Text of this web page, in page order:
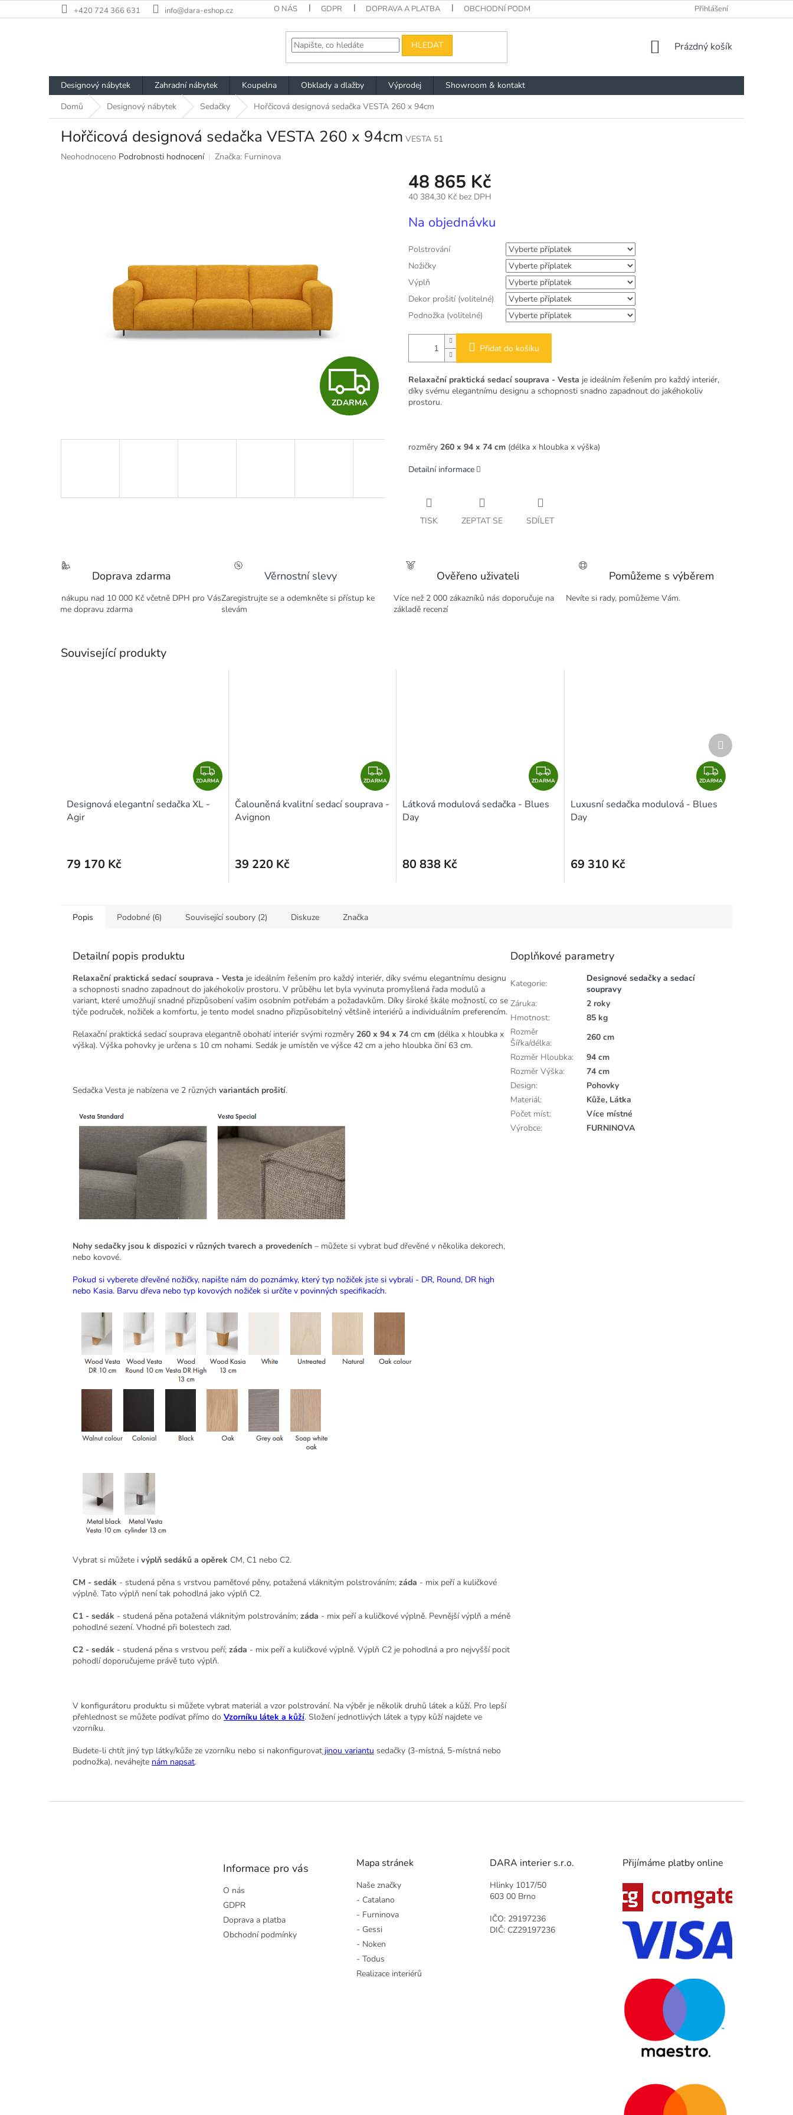
na
+420 724 366 631 info@dara-eshop.cz O NÁS GDPR DOPRAVA A PLATBA OBCHODNÍ PODMÍNKY Přihlášení
HLEDAT
NÁKUPNÍ
Prázdný košík
Designový nábytek Zahradní nábytek Koupelna Obklady a dlažby Výprodej
Showroom & kontakt
Domů
Designový nábytek Sedačky Hořčicová designová sedačka VESTA 260 x 94cm
Hořčicová designová sedačka VESTA 260 x 94cm VESTA 51
Průměrné
Neohodnoceno Podrobnosti hodnocení Značka: Furninova
Z
D
R
A
ZDARMA
48 865 Kč
40 384,30 Kč bez DPH
cena:
Na objednávku
Polstrování
Nožičky
Výplň
Dekor prošití (volitelné)
Podnožka (volitelné)
Přidat do košíku
Relaxační praktická sedací souprava - Vesta je ideálním řešením pro každý interiér,
díky svému elegantnímu designu a schopnosti snadno zapadnout do jakéhokoliv
prostoru.
rozměry 260 x 94 x 74 cm (délka x hloubka x výška)
Detailní informace
TISK ZEPTAT SE SDÍLET
Doprava zdarma
Při nákupu nad 10 000 Kč včetně DPH pro Vás
máme dopravu zdarma
Věrnostní slevy
Zaregistrujte se a odemkněte si přístup ke
slevám
Ověřeno uživateli
Více než 2 000 zákazníků nás doporučuje na
základě recenzí
Pomůžeme s výběrem
Nevíte si rady, pomůžeme Vám.
Související produkty
Z
D
ZDARMA
Designová elegantní sedačka XL -
Agir
79 170 Kč
Z
D
A
ZDARMA
Čalouněná kvalitní sedací souprava -
Avignon
39 220 Kč
Z
D
ZDARMA
Látková modulová sedačka - Blues
Day
80 838 Kč
Z
D
ZDARMA
Luxusní sedačka modulová - Blues
Day
69 310 Kč
Další
produkt
Popis Podobné (6) Související soubory (2) Diskuze Značka
Detailní popis produktu
Relaxační praktická sedací souprava - Vesta je ideálním řešením pro každý interiér, díky svému elegantnímu designu
a schopnosti snadno zapadnout do jakéhokoliv prostoru. V průběhu let byla vyvinuta promyšlená řada modulů a
variant, které umožňují snadné přizpůsobení vašim osobním potřebám a požadavkům. Díky široké škále možností, co se
týče područek, nožiček a komfortu, je tento model snadno přizpůsobitelný většině interiérů a individuálním preferencím.
Relaxační praktická sedací souprava elegantně obohatí interiér svými rozměry 260 x 94 x 74 cm cm (délka x hloubka x
výška). Výška pohovky je určena s 10 cm nohami. Sedák je umístěn ve výšce 42 cm a jeho hloubka činí 63 cm.
Sedačka Vesta je nabízena ve 2 různých variantách prošití.
Nohy sedačky jsou k dispozici v různých tvarech a provedeních – můžete si vybrat buď dřevěné v několika dekorech,
nebo kovové.
Pokud si vyberete dřevěné nožičky, napište nám do poznámky, který typ nožiček jste si vybrali - DR, Round, DR high
nebo Kasia. Barvu dřeva nebo typ kovových nožiček si určíte v povinných specifikacích.
Vybrat si můžete i výplň sedáků a opěrek CM, C1 nebo C2.
CM - sedák - studená pěna s vrstvou paměťové pěny, potažená vláknitým polstrováním; záda - mix peří a kuličkové
výplně. Tato výplň není tak pohodlná jako výplň C2.
C1 - sedák - studená pěna potažená vláknitým polstrováním; záda - mix peří a kuličkové výplně. Pevnější výplň a méně
pohodlné sezení. Vhodné při bolestech zad.
C2 - sedák - studená pěna s vrstvou peří; záda - mix peří a kuličkové výplně. Výplň C2 je pohodlná a pro nejvyšší pocit
pohodlí doporučujeme právě tuto výplň.
V konfigurátoru produktu si můžete vybrat materiál a vzor polstrování. Na výběr je několik druhů látek a kůží. Pro lepší
přehlednost se můžete podívat přímo do Vzorníku látek a kůží. Složení jednotlivých látek a typy kůží najdete ve
vzorníku.
Budete-li chtít jiný typ látky/kůže ze vzorníku nebo si nakonfigurovat jinou variantu sedačky (3-místná, 5-místná nebo
podnožka), neváhejte nám napsat.
Doplňkové parametry
Kategorie:
Designové sedačky a sedací
soupravy
Záruka:
2 roky
Hmotnost:
85 kg
Rozměr
Šířka/délka:
260 cm
Rozměr Hloubka:
94 cm
Rozměr Výška:
74 cm
Design:
Pohovky
Materiál:
Kůže, Látka
Počet míst:
Více místné
Výrobce: FURNINOVA
Informace pro vás
O nás
GDPR
Doprava a platba
Obchodní podmínky
Mapa stránek
Naše značky
- Catalano
- Furninova
- Gessi
- Noken
- Todus
Realizace interiérů
DARA interier s.r.o.
Hlinky 1017/50
603 00 Brno
IČO: 29197236
DIČ: CZ29197236
Přijímáme platby online